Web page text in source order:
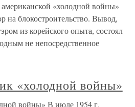
«холодной войны»
на блокостроительство. Вывод,
из корейского опыта, состоял
не непосредственное
«холодной войны»
войны» В июле 1954 г.